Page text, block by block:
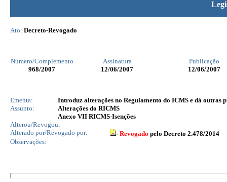
Ato: Decreto-Revogado
Número/Complemento Assinatura
Publicação
968/2007 12/06/2007 12/06/2007
Ementa:
Introduz alterações no Regulamento do ICMS e dá outras
Assunto:
Alterações do RICMS
Anexo VII RICMS-Isenções
Alterou/Revogou:
Alterado por/Revogado por:
- Revogado pelo Decreto 2.478/2014
Observações: